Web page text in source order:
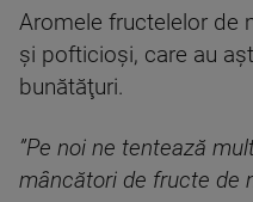
Aromele fructelelor de
şi pofticioşi, care au
bunătăţuri.
”Pe noi ne tentează
mâncători de fructe de